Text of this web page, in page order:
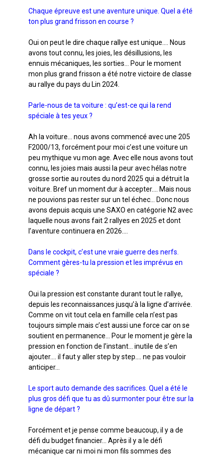
Chaque épreuve est une aventure unique. Quel a été
ton plus grand frisson en course ?
Oui on peut le dire chaque rallye est unique…. Nous
avons tout connu, les joies, les désillusions, les
ennuis mécaniques, les sorties… Pour le moment
mon plus grand frisson a été notre victoire de classe
au rallye du pays du Lin 2024.
Parle-nous de ta voiture : qu’est-ce qui la rend
spéciale à tes yeux ?
Ah la voiture… nous avons commencé avec une 205
F2000/13, forcément pour moi c’est une voiture un
peu mythique vu mon age. Avec elle nous avons tout
connu, les joies mais aussi la peur avec hélas notre
grosse sortie au routes du nord 2025 qui a détruit la
voiture. Bref un moment dur à accepter…. Mais nous
ne pouvions pas rester sur un tel échec… Donc nous
avons depuis acquis une SAXO en catégorie N2 avec
laquelle nous avons fait 2 rallyes en 2025 et dont
l’aventure continuera en 2026….
Dans le cockpit, c’est une vraie guerre des nerfs.
Comment gères-tu la pression et les imprévus en
spéciale ?
Oui la pression est constante durant tout le rallye,
depuis les reconnaissances jusqu’à la ligne d’arrivée.
Comme on vit tout cela en famille cela n’est pas
toujours simple mais c’est aussi une force car on se
soutient en permanence… Pour le moment je gère la
pression en fonction de l’instant… inutile de s’en
ajouter…. il faut y aller step by step…. ne pas vouloir
anticiper…
Le sport auto demande des sacrifices. Quel a été le
plus gros défi que tu as dû surmonter pour être sur la
ligne de départ ?
Forcément et je pense comme beaucoup, il y a de
défi du budget financier… Après il y a le défi
mécanique car ni moi ni mon fils sommes des